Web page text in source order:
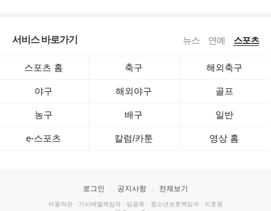
서비스 바로가기 뉴스 연예 스포츠
스포츠 홈 축구 해외축구
야구 해외야구 골프
농구 배구 일반
e-스포츠 칼럼/카툰 영상 홈
로그인 공지사항 전체보기
이용약관 · 기사배열책임자 : 임광욱 · 청소년보호책임자 : 이호원